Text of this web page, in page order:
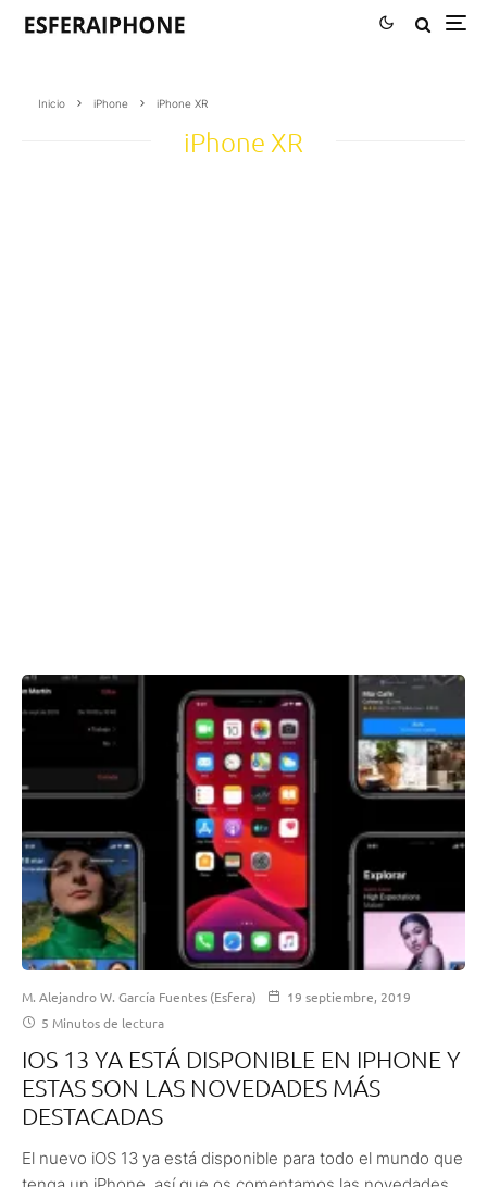
Inicio iPhone iPhone XR
iPhone XR
M. Alejandro W. García Fuentes (Esfera)
19 septiembre, 2019
5 Minutos de lectura
IOS 13 YA ESTÁ DISPONIBLE EN IPHONE Y
ESTAS SON LAS NOVEDADES MÁS
DESTACADAS
El nuevo iOS 13 ya está disponible para todo el mundo que